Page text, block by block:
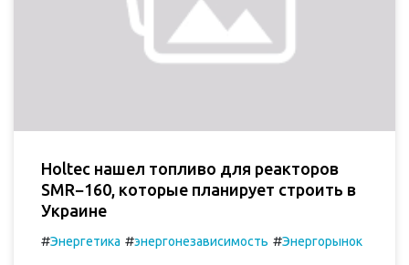
Holtec нашел топливо для реакторов
SMR−160, которые планирует строить в
Украине
#Энергетика #энергонезависимость #Энергорынок